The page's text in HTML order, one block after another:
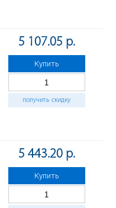
5 107.05 р.
Купить
получить скидку
5 443.20 р.
Купить